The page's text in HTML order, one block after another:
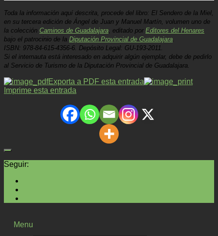
Toda la información aquí descrita, procede del libro: El Sendero de la Miel,
en su tercera edición de Ángel de Juan y Manuel Martín, volumen uno de
la colección Caminos de Guadalajara , editado por Editores del Henares
bajo el patrocinio de la Diputación Provincial de Guadalajara
ISBN: 978-84-615-4356-6. Depósito Legal: GU-193-2011.
Si el internauta está interesado en adquirir algún ejemplar, debe de pedirlo
al Servicio de Turismo de la Diputación Provincial de Guadalajara.
Exporta a PDF esta entrada
Imprime esta entrada
Seguir:
Menu